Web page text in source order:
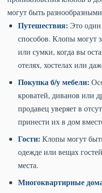
могут быть
Путешествия: Это
способов. Клопы могут
или сумки, когда вы
отелях, хостелах или
Покупка б/у мебели:
кроватей, диванов или
продавец уверяет в
принести их в дом
Гости: Клопы могут
одежде или вещах
места.
Многоквартирные